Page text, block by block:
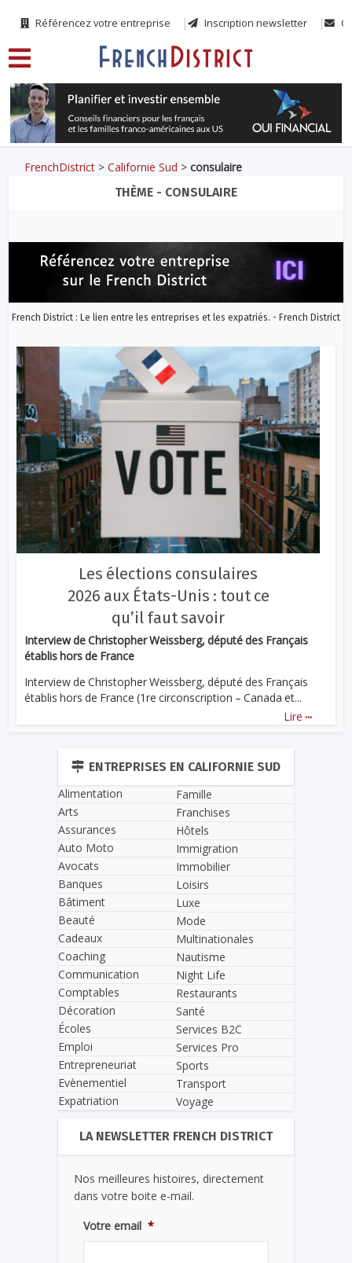
Référencez votre entreprise Inscription newsletter
FrenchDistrict >Californie Sud >consulaire
THÈME - CONSULAIRE
French District : Le lien entre les entreprises et les expatriés. - French District
Les élections consulaires
2026 aux États-Unis : tout ce
qu’il faut savoir
Interview de Christopher Weissberg, député des Français
établis hors de France
Interview de Christopher Weissberg, député des Français
établis hors de France (1re circonscription – Canada et...
Lire ...
ENTREPRISES EN CALIFORNIE SUD
Alimentation
Arts
Assurances
Auto Moto
Avocats
Banques
Bâtiment
Beauté
Cadeaux
Coaching
Communication
Comptables
Décoration
Écoles
Emploi
Entrepreneuriat
Evènementiel
Expatriation
Famille
Franchises
Hôtels
Immigration
Immobilier
Loisirs
Luxe
Mode
Multinationales
Nautisme
Night Life
Restaurants
Santé
Services B2C
Services Pro
Sports
Transport
Voyage
LA NEWSLETTER FRENCH DISTRICT
Nos meilleures histoires, directement
dans votre boite e-mail.
Votre email *